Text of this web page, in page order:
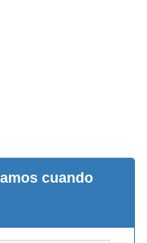
cuando